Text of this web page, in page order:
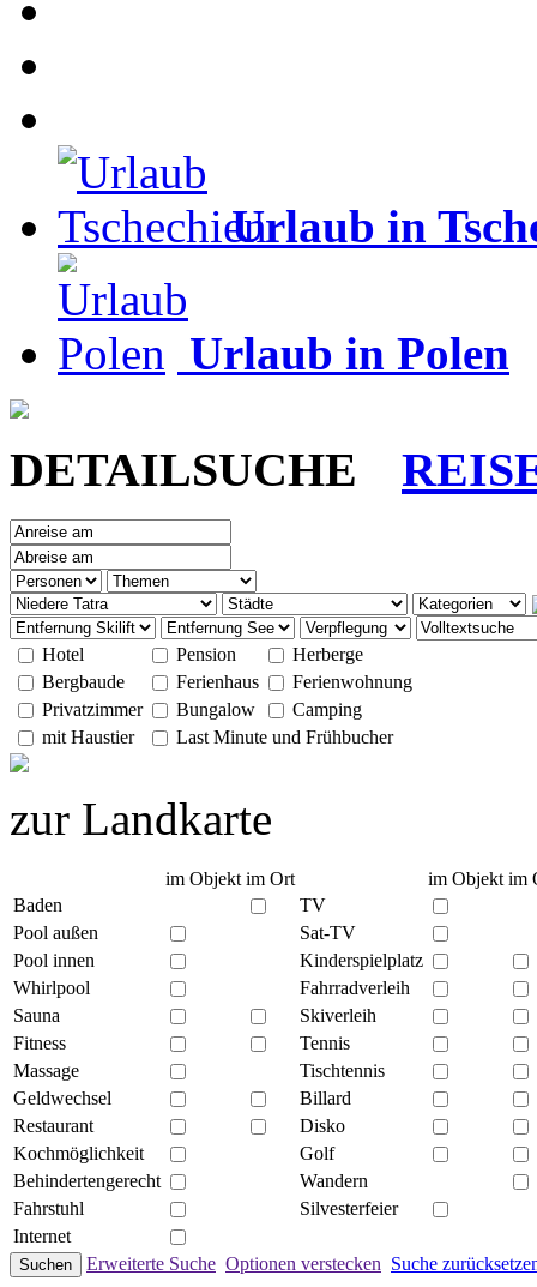
Urlaub in
Urlaub in Polen
DETAILSUCHE
Hotel Pension
Herberge
Bergbaude
Ferienhaus
Ferienwohnung
Privatzimmer
Bungalow
Camping
mit Haustier
Last Minute und Frühbucher
zur Landkarte
im Objekt im Ort im Objekt im
Baden
TV
Pool außen
Sat-TV
Pool innen
Kinderspielplatz
Whirlpool
Fahrradverleih
Sauna
Skiverleih
Fitness
Tennis
Massage
Tischtennis
Geldwechsel
Billard
Restaurant
Disko
Kochmöglichkeit
Golf
Behindertengerecht
Wandern
Fahrstuhl
Silvesterfeier
Internet
Suchen Erweiterte Suche Optionen verstecken Suche